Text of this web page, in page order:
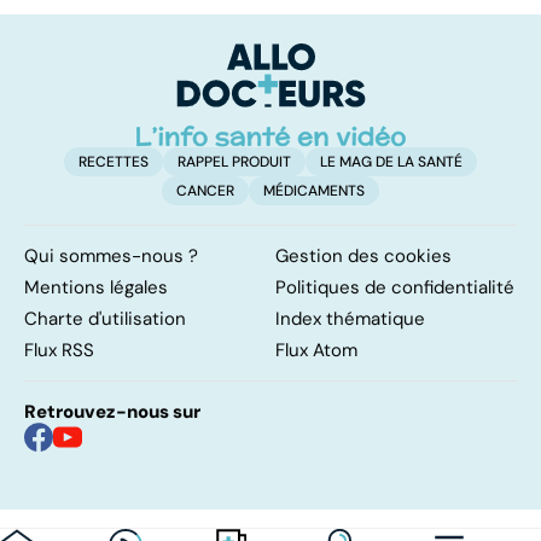
RECETTES RAPPEL PRODUIT
LE MAG DE LA SANTÉ
CANCER
MÉDICAMENTS
Qui sommes-nous ?
Gestion des cookies
Mentions légales
Politiques de confidentialité
Charte d'utilisation
Index thématique
Flux RSS
Flux Atom
Retrouvez-nous sur